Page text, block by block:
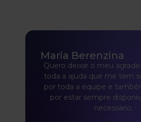
Maria Berenzina
Quero deixar o meu
toda a ajuda que me tem
por toda a equipe e
por estar sempre
necessario.